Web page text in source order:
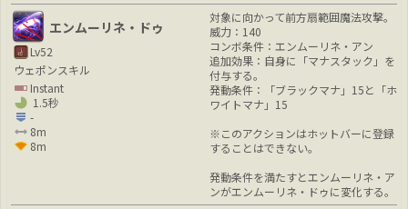
エンムーリネ・ドゥ
Lv52
ウェポンスキル
Instant
1.5秒
-
8m
8m
対象に向かって前方扇範囲魔法攻撃。
威力：140
コンボ条件：エンムーリネ・アン
追加効果：自身に「マナスタック」を
付与する。
発動条件：「ブラックマナ」15と「ホ
ワイトマナ」15
※このアクションはホットバーに登録
することはできない。
発動条件を満たすとエンムーリネ・ア
ンがエンムーリネ・ドゥに変化する。